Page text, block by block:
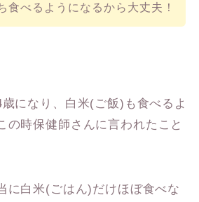
食べるようになるから大丈夫！
になり、白米(ご飯)も食べるよ
の時保健師さんに言われたこと
に白米(ごはん)だけほぼ食べな